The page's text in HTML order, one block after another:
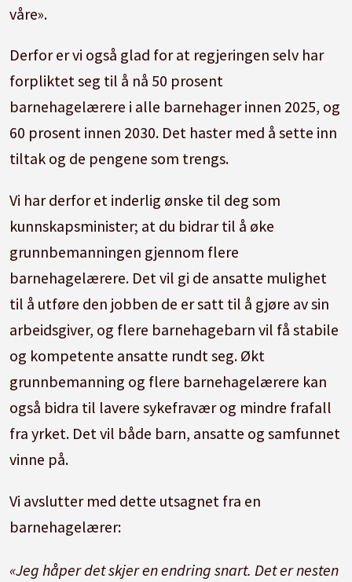
våre».
Derfor er vi også glad for at regjeringen selv har
forpliktet seg til å nå 50 prosent
barnehagelærere i alle barnehager innen 2025, og
60 prosent innen 2030. Det haster med å sette inn
tiltak og de pengene som trengs.
Vi har derfor et inderlig ønske til deg som
kunnskapsminister; at du bidrar til å øke
grunnbemanningen gjennom flere
barnehagelærere. Det vil gi de ansatte mulighet
til å utføre den jobben de er satt til å gjøre av sin
arbeidsgiver, og flere barnehagebarn vil få stabile
og kompetente ansatte rundt seg. Økt
grunnbemanning og flere barnehagelærere kan
også bidra til lavere sykefravær og mindre frafall
fra yrket. Det vil både barn, ansatte og samfunnet
vinne på.
Vi avslutter med dette utsagnet fra en
barnehagelærer:
«Jeg håper det skjer en endring snart. Det er nesten